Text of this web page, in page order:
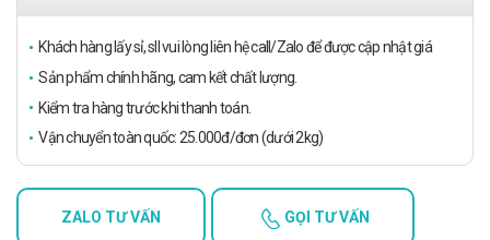
Khách hàng lấy sỉ, sll vui lòng liên hệ call/Zalo để được cập nhật giá
Sản phẩm chính hãng, cam kết chất lượng.
Kiểm tra hàng trước khi thanh toán.
Vận chuyển toàn quốc: 25.000đ/đơn (dưới 2kg)
ZALO TƯ VẤN GỌI TƯ VẤN